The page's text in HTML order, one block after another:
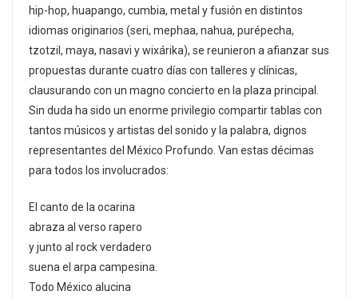
hip-hop, huapango, cumbia, metal y fusión en distintos
idiomas originarios (seri, mephaa, nahua, purépecha,
tzotzil, maya, nasavi y wixárika), se reunieron a afianzar sus
propuestas durante cuatro días con talleres y clínicas,
clausurando con un magno concierto en la plaza principal.
Sin duda ha sido un enorme privilegio compartir tablas con
tantos músicos y artistas del sonido y la palabra, dignos
representantes del México Profundo. Van estas décimas
para todos los involucrados:
El canto de la ocarina
abraza al verso rapero
y junto al rock verdadero
suena el arpa campesina.
Todo México alucina